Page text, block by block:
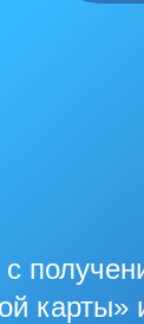
карты»